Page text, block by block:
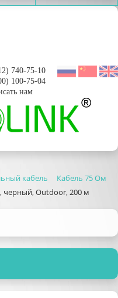
740-75-10
100-75-04
нам
кабель
Кабель 75 Ом
черный, Outdoor, 200 м